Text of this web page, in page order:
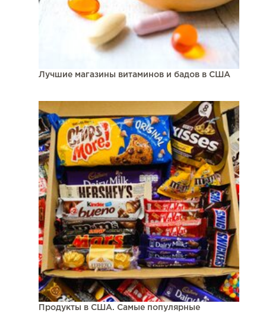
Лучшие магазины витаминов и бадов в США
Продукты в США. Самые популярные